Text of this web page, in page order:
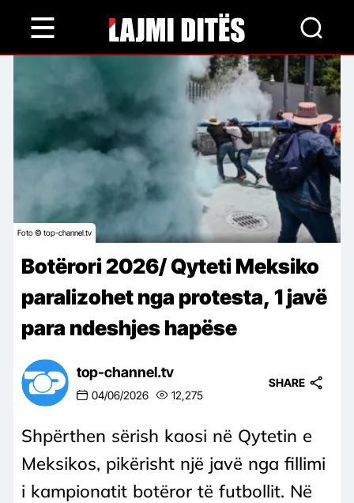
content
Foto © top-channel.tv
Botërori 2026/ Qyteti Meksiko
paralizohet nga protesta, 1 javë
para ndeshjes hapëse
top-channel.tv
04/06/2026 12,275
SHARE
Shpërthen sërish kaosi në Qytetin e
Meksikos, pikërisht një javë nga fillimi
i kampionatit botëror të futbollit. Në